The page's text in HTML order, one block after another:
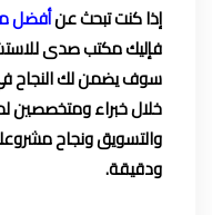
إذا كنت تبحث عنأفضل
فإليك مكتب صدى
سوف يضمن لك النجاح
خلال خبراء
والتسويق ونجاح
ودقيقة.